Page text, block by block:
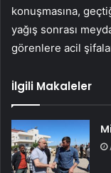
konuşmasına,
yağış sonrası
görenlere acil
İlgili Makaleler